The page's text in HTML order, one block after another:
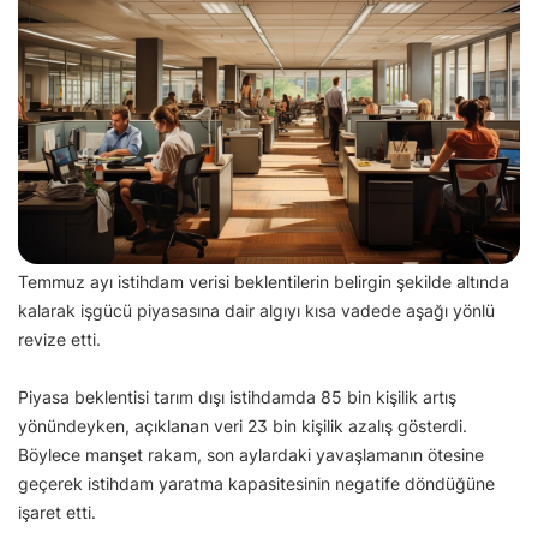
Temmuz ayı istihdam verisi beklentilerin belirgin şekilde altında
kalarak işgücü piyasasına dair algıyı kısa vadede aşağı yönlü
revize etti.
Piyasa beklentisi tarım dışı istihdamda 85 bin kişilik artış
yönündeyken, açıklanan veri 23 bin kişilik azalış gösterdi.
Böylece manşet rakam, son aylardaki yavaşlamanın ötesine
geçerek istihdam yaratma kapasitesinin negatife döndüğüne
işaret etti.